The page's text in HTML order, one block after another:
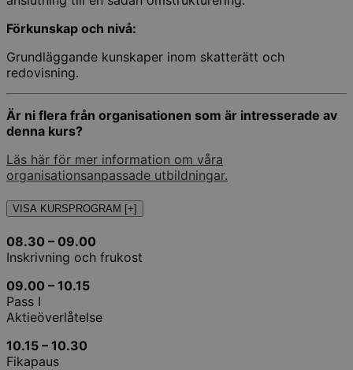
Förkunskap och nivå:
Grundläggande kunskaper inom skatterätt och
redovisning.
Är ni flera från organisationen som är intresserade av
denna kurs?
Läs här för mer information om våra
organisationsanpassade utbildningar.
VISA KURSPROGRAM [+]
08.30 – 09.00
Inskrivning och frukost
09.00 – 10.15
Pass I
Aktieöverlåtelse
10.15 – 10.30
Fikapaus